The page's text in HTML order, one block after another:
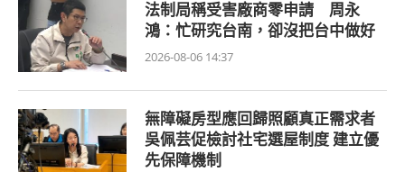
法制局稱受害廠商零申請 周永
鴻：忙研究台南，卻沒把台中做好
2026-08-06 14:37
無障礙房型應回歸照顧真正需求者
吳佩芸促檢討社宅選屋制度 建立優
先保障機制